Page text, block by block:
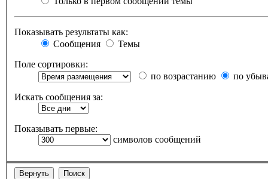
Показывать результаты как:
Сообщения
Темы
Поле сортировки:
по возрастанию
по
Искать сообщения за:
Показывать первые:
символов сообщений